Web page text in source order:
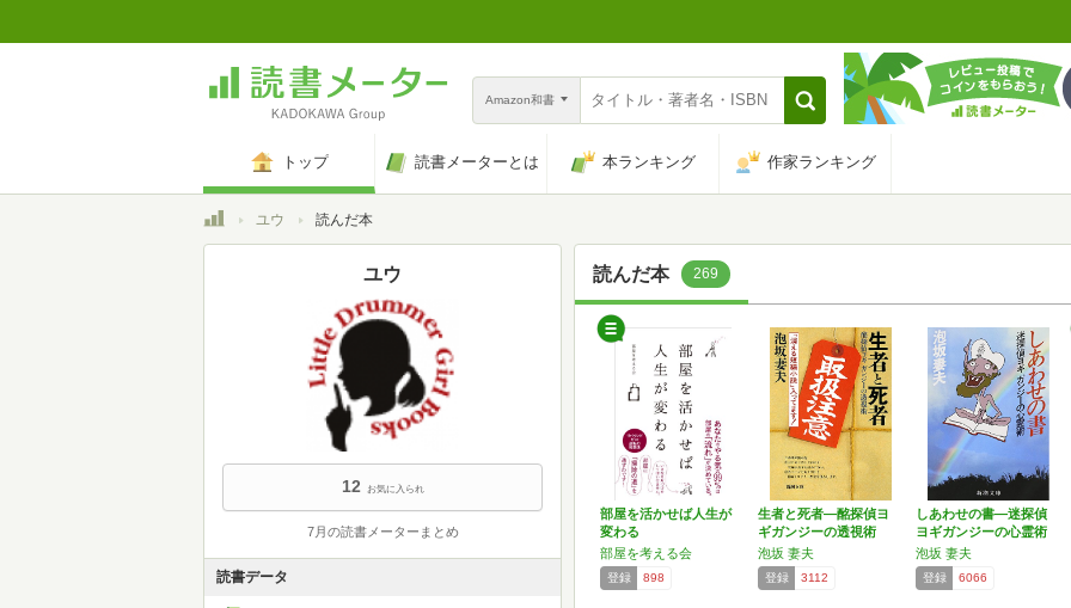
Amazon和書
トップ 読書メーターとは 本ランキング 作家ランキング
トップユウ 読んだ本
読んだ本 269
部屋を活かせば人生が
変わる
部屋を考える会
登録 898
生者と死者―酩探偵ヨ
ギガンジーの透視術
(新…
泡坂 妻夫
登録 3112
しあわせの書―迷探偵
ヨギガンジーの心霊術
(…
泡坂 妻夫
登録 6066
ユウ
12 お気に入られ
7月の読書メーターまとめ
読書データ